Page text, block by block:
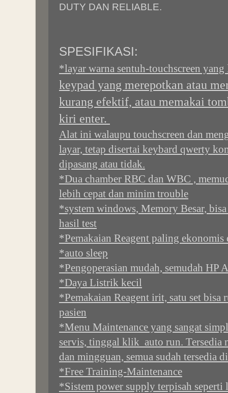
DUTY DAN RELIABLE.
SPESIFIKASI:
*layar warna sentuh-touchscreen
keypad yang merepotkan atau
kurang efektif, atau memakai
kiri enter.
Alat ini walaupu touchscreen dan
layar, tetap disertai keybard qwerty
dipasang atau tidak.
*Dua chamber RBC dan WBC ,
lebih cepat dan minim trouble
*system windows, Memory Besar,
hasil test
*Pemakaian Reagent paling ekonomis
*auto sleep
*Pengoperasian mudah, semudah HP
*Daya Listrik kecil
*Pemakaian Reagent irit, satu set
pasien
*Menu Maintenance yang sangat
servis, tinggal klik auto run. Tersedia
dan mingguan, semua sudah tersedia
*Free Training-Maintenance
*Sistem power supply terpisah seperti